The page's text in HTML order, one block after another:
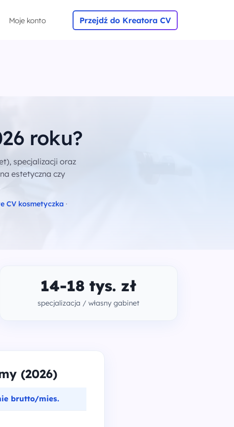
Moje konto Przejdź do Kreatora CV
roku?
specjalizacji oraz
estetyczna czy
CV kosmetyczka ·
14-18 tys. zł
specjalizacja / własny gabinet
(2026)
brutto/mies.